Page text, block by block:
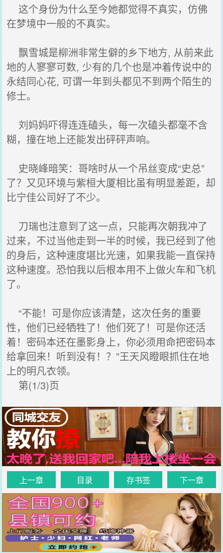
这个身份为什么至今她都觉得不真实，仿佛
在梦境中一般的不真实。
飘雪城是柳洲非常生僻的乡下地方, 从前来此
地的人寥寥可数, 少有的几个也是冲着传说中的
永结同心花, 可谓一年到头都见不到两个陌生的
修士。
刘妈妈吓得连连磕头，每一次磕头都毫不含
糊，撞在地上还能发出砰砰声响。
史晓峰暗笑：哥啥时从一个吊丝变成“史总”
了？又见环境与紫桓大厦相比虽有明显差距，却
比宁佳公司好了不少。
刀瑞也注意到了这一点，只能再次朝我冲了
过来，不过当他走到一半的时候，我已经到了他
的身后，这种速度堪比光速，如果我能一直保持
这种速度。恐怕我以后根本用不上做火车和飞机
了。
“不能！可是你应该清楚，这次任务的重要
性，他们已经牺牲了！他们死了！可是你还活
着！密码本还在墨影身上，你必须用命把密码本
给拿回来！听到没有！？”王天风瞪眼抓住在地
上的明凡衣领。
第(1/3)页
上一章 目录 存书签 下一章